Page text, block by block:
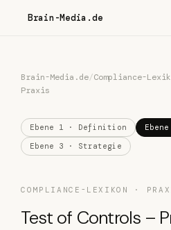
Brain-Media.de
Brain-Media.de/Compliance-
Praxis
Ebene 1 · Definition
Ebene 3 · Strategie
COMPLIANCE-LEXIKON ·
Test of Controls –